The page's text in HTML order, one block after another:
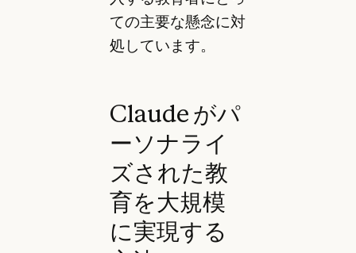
ての主要な懸念に対
処しています。
Claude がパ
ーソナライ
ズされた教
育を大規模
に実現する